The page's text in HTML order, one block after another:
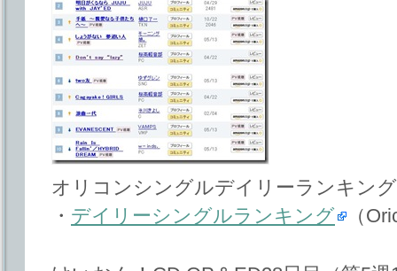
オリコンシングルデイリーランキン
・ デイリーシングルランキング （